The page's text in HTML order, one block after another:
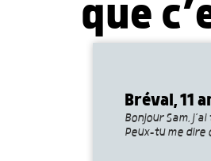
que
Bréval, 11
Bonjour Sam,
Peux-tu me dire